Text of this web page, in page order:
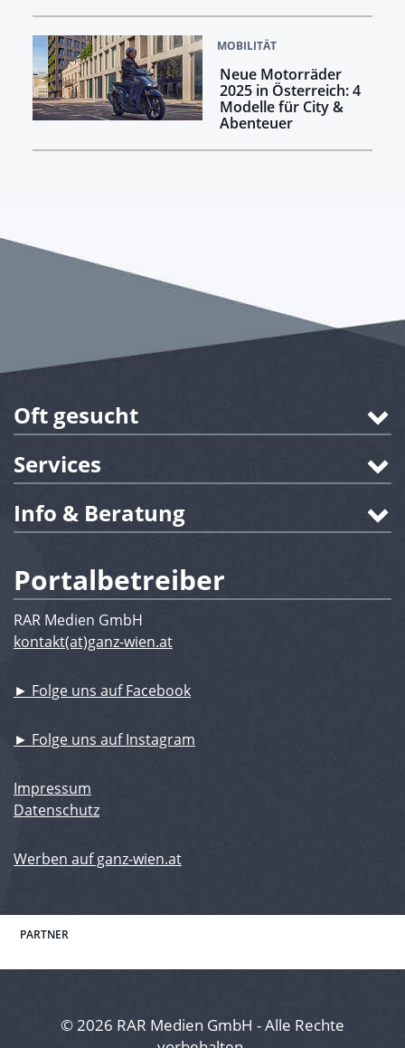
MOBILITÄT
Neue Motorräder
2025 in Österreich: 4
Modelle für City &
Abenteuer
Oft gesucht
Services
Info & Beratung
Portalbetreiber
RAR Medien GmbH
kontakt(at)ganz-wien.at
► Folge uns auf Facebook
► Folge uns auf Instagram
Impressum
Datenschutz
Werben auf ganz-wien.at
PARTNER
© 2026 RAR Medien GmbH - Alle Rechte